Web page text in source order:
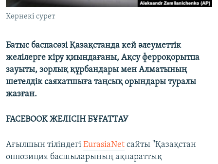
Басқа тілдерде
Көрнекі сурет
Батыс баспасөзі Қазақстанда кей әлеуметтік
желілерге кіру қиындағаны, Ақсу ферроқорытпа
зауыты, зорлық құрбандары мен Алматының
шетелдік саяхатшыға таңсық орындары туралы
жазған.
FACEBOOK ЖЕЛІСІН БҰҒАТТАУ
Ағылшын тіліндегі EurasiaNet сайты "Қазақстан
оппозиция басшыларының ақпараттық